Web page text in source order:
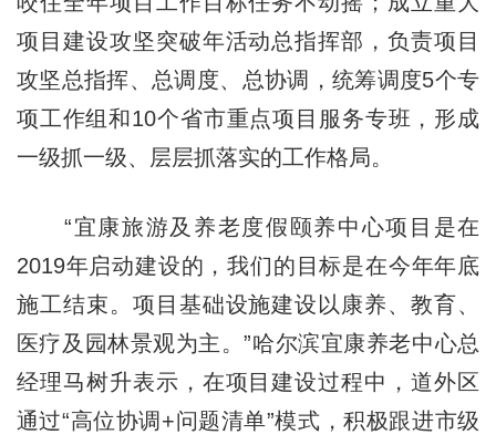
项目建设攻坚突破年活动总指挥部，负责项目
攻坚总指挥、总调度、总协调，统筹调度5个专
项工作组和10个省市重点项目服务专班，形成
一级抓一级、层层抓落实的工作格局。
“宜康旅游及养老度假颐养中心项目是在
2019年启动建设的，我们的目标是在今年年底
施工结束。项目基础设施建设以康养、教育、
医疗及园林景观为主。”哈尔滨宜康养老中心总
经理马树升表示，在项目建设过程中，道外区
通过“高位协调+问题清单”模式，积极跟进市级